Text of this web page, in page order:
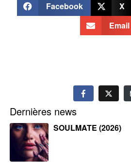
Facebook X
Email
Dernières news
SOULMATE (2026)